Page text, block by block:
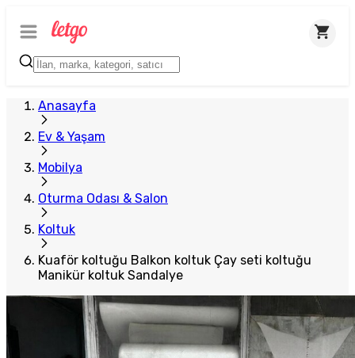
Anasayfa
Ev & Yaşam
Mobilya
Oturma Odası & Salon
Koltuk
Kuaför koltuğu Balkon koltuk Çay seti koltuğu
Manikür koltuk Sandalye